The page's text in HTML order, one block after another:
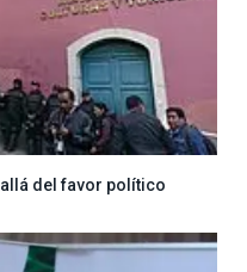
del favor político